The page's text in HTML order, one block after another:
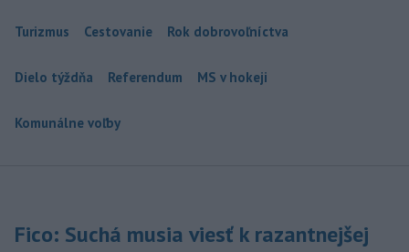
Turizmus Cestovanie Rok dobrovoľníctva
Dielo týždňa Referendum MS v hokeji
Komunálne voľby
Fico: Suchá musia viesť k razantnejšej